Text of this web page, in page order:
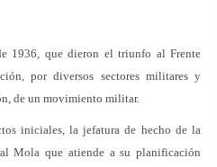
1936, que dieron el triunfo al Frente
por diversos sectores militares y
de un movimiento militar.
iniciales, la jefatura de hecho de la
Mola que atiende a su planificación